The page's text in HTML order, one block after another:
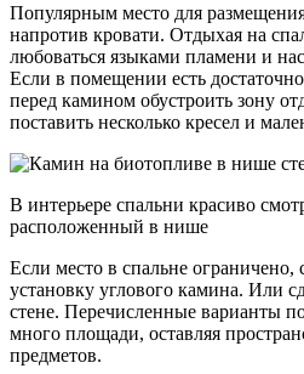
Популярным место для размещения
напротив кровати. Отдыхая на
любоваться языками пламени и
Если в помещении есть
перед камином обустроить зону
поставить несколько кресел и
В интерьере спальни красиво
расположенный в нише
Если место в спальне ограничено,
установку углового камина. Или
стене. Перечисленные варианты
много площади, оставляя
предметов.